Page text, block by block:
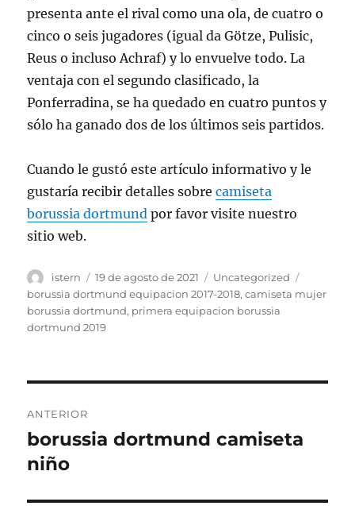
presenta ante el rival como una ola, de cuatro o
cinco o seis jugadores (igual da Götze, Pulisic,
Reus o incluso Achraf) y lo envuelve todo. La
ventaja con el segundo clasificado, la
Ponferradina, se ha quedado en cuatro puntos y
sólo ha ganado dos de los últimos seis partidos.
Cuando le gustó este artículo informativo y le
gustaría recibir detalles sobrecamiseta
borussia dortmund por favor visite nuestro
sitio web.
Autor
istern
Publicado
el
19 de agosto de 2021 Categorías
Uncategorized
borussia dortmund equipacion 2017-2018,camiseta mujer
borussia dortmund, primera equipacion borussia
dortmund 2019
de
entradas
ANTERIOR
Entrada
anterior:
borussia dortmund camiseta
niño